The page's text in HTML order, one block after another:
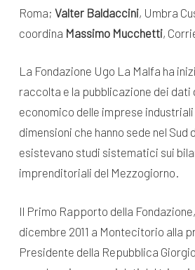
Roma; Valter Baldaccini, Umbra
coordina Massimo Mucchetti,
La Fondazione Ugo La Malfa ha
raccolta e la pubblicazione dei dati
economico delle imprese
dimensioni che hanno sede nel Sud
esistevano studi sistematici sui
imprenditoriali del Mezzogiorno.
Il Primo Rapporto della
dicembre 2011 a Montecitorio alla
Presidente della Repubblica